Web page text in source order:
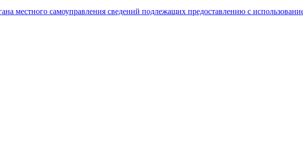
местного самоуправления сведений подлежащих предоставлению с